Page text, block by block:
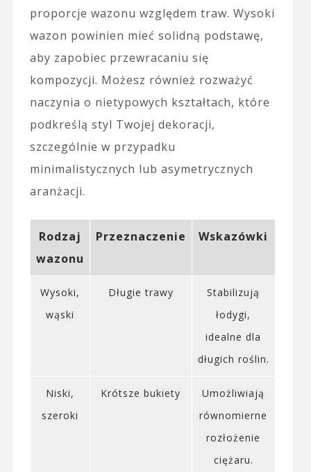
proporcje wazonu względem traw. Wysoki
wazon powinien mieć solidną podstawę,
aby zapobiec przewracaniu się
kompozycji. Możesz również rozważyć
naczynia o nietypowych kształtach, które
podkreślą styl Twojej dekoracji,
szczególnie w przypadku
minimalistycznych lub asymetrycznych
aranżacji.
Rodzaj
wazonu
Przeznaczenie Wskazówki
Wysoki,
wąski
Długie trawy
Stabilizują
łodygi,
idealne dla
długich roślin.
Niski,
szeroki
Krótsze bukiety
Umożliwiają
równomierne
rozłożenie
ciężaru.